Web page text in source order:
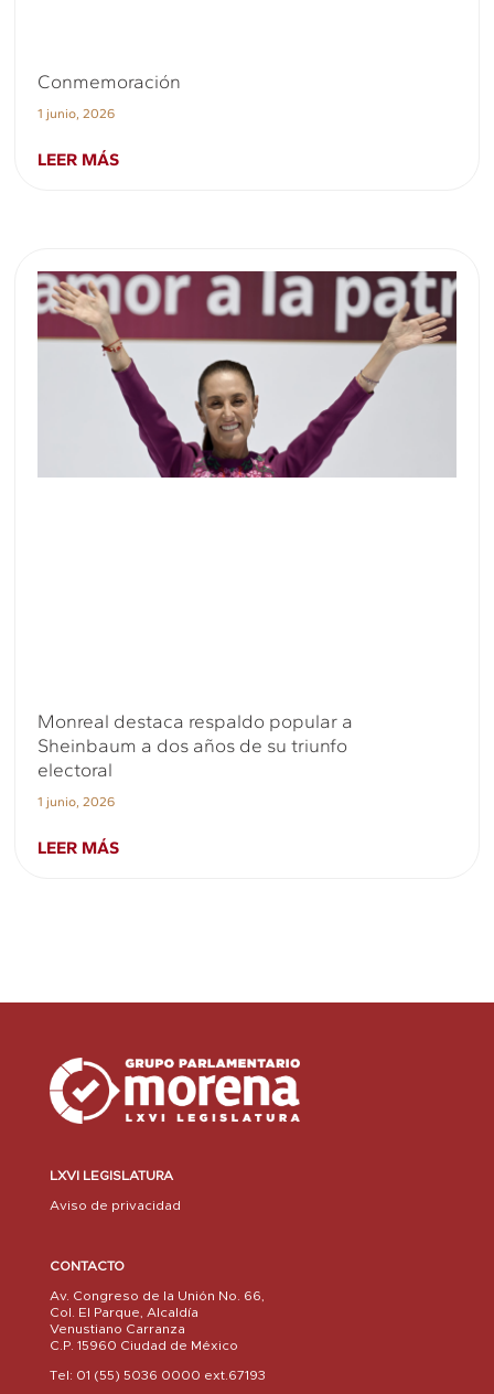
Conmemoración
1 junio, 2026
LEER MÁS
Monreal destaca respaldo popular a
Sheinbaum a dos años de su triunfo
electoral
1 junio, 2026
LEER MÁS
LXVI LEGISLATURA
Aviso de privacidad
CONTACTO
Av. Congreso de la Unión No. 66,
Col. El Parque, Alcaldía
Venustiano Carranza
C.P. 15960 Ciudad de México
Tel: 01 (55) 5036 0000 ext.67193